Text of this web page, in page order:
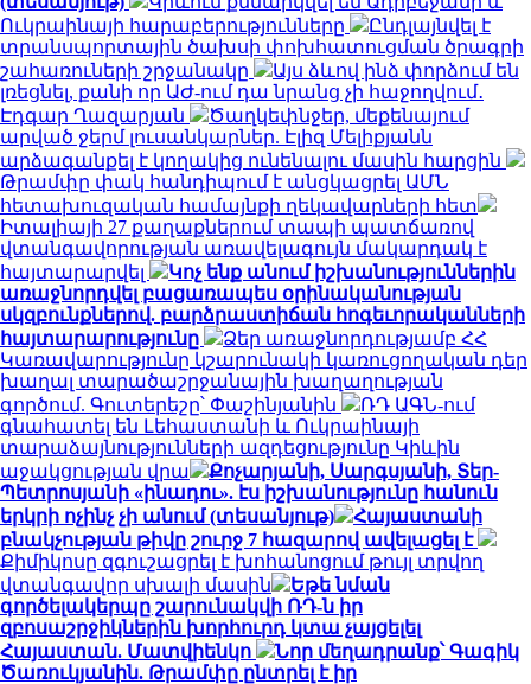
Ուկրաինայի հարաբերությունները
Ընդլայնվել է
տրանսպորտային ծախսի փոխհատուցման ծրագրի
շահառուների շրջանակը
Այս ձևով ինձ փորձում են
լռեցնել, քանի որ ԱԺ-ում դա նրանց չի հաջողվում․
Էդգար Ղազարյան
Ծաղկեփնջեր, մեքենայում
արված ջերմ լուսանկարներ. Էլիզ Մելիքյանն
արձագանքել է կողակից ունենալու մասին հարցին
Թրամփը փակ հանդիպում է անցկացրել ԱՄՆ
հետախուզական համայնքի ղեկավարների հետ
Իտալիայի 27 քաղաքներում տապի պատճառով
վտանգավորության առավելագույն մակարդակ է
հայտարարվել
Կոչ ենք անում իշխանություններին
առաջնորդվել բացառապես օրինականության
սկզբունքներով. բարձրաստիճան հոգեւորականների
հայտարարությունը
Ձեր առաջնորդությամբ ՀՀ
Կառավարությունը կշարունակի կառուցողական դեր
խաղալ տարածաշրջանային խաղաղության
գործում. Գուտերեշը՝ Փաշինյանին
ՌԴ ԱԳՆ-ում
գնահատել են Լեհաստանի և Ուկրաինայի
տարաձայնությունների ազդեցությունը Կիևին
աջակցության վրա
Քոչարյանի, Սարգսյանի, Տեր-
Պետրոսյանի «ինադու». էս իշխանությունը հանուն
երկրի ոչինչ չի անում (տեսանյութ)
Հայաստանի
բնակչության թիվը շուրջ 7 հազարով ավելացել է
Քիմիկոսը զգուշացրել է խոհանոցում թույլ տրվող
վտանգավոր սխալի մասին
Եթե նման
գործելակերպը շարունակվի ՌԴ-ն իր
զբոսաշրջիկներին խորհուրդ կտա չայցելել
Հայաստան. Մատվիենկո
Նոր մեղադրանք՝ Գագիկ
Ծառուկյանին. Թրամփը ընտրել է իր